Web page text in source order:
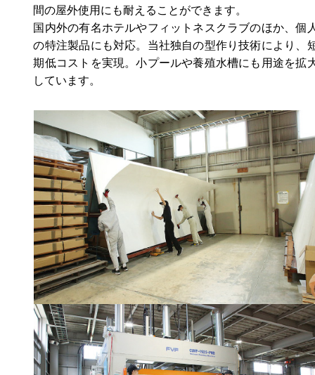
間の屋外使用にも耐えることができます。
国内外の有名ホテルやフィットネスクラブのほか、個
の特注製品にも対応。当社独自の型作り技術により、
期低コストを実現。小プールや養殖水槽にも用途を拡
しています。